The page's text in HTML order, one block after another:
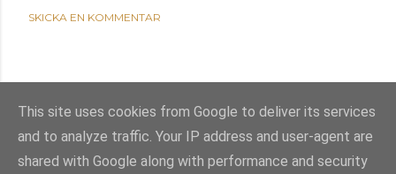
SKICKA EN KOMMENTAR
This site uses cookies from Google to deliver its services
and to analyze traffic. Your IP address and user-agent are
shared with Google along with performance and security